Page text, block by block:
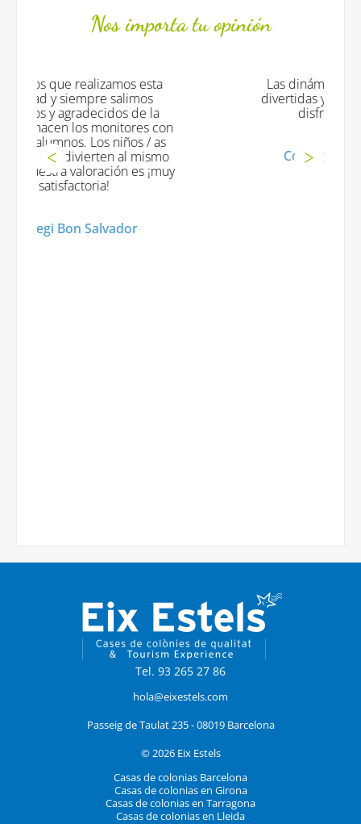
Nos importa tu opinión
Las dinámicas han sido originales
divertidas y muy provechosas. ¡Han
disfrutado muuuucho!
Col·legi Virgen de la Salud
Tel. 93 265 27 86
hola@eixestels.com
Passeig de Taulat 235 - 08019 Barcelona
© 2026 Eix Estels
Casas de colonias Barcelona
Casas de colonias en Girona
Casas de colonias en Tarragona
Casas de colonias en Lleida